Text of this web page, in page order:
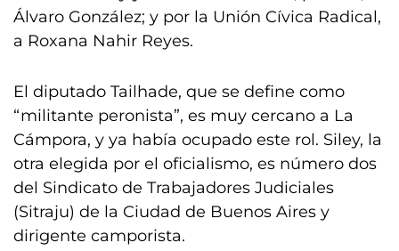
Álvaro González; y por la Unión Cívica Radical,
a Roxana Nahir Reyes.
El diputado Tailhade, que se define como
“militante peronista”, es muy cercano a La
Cámpora, y ya había ocupado este rol. Siley, la
otra elegida por el oficialismo, es número dos
del Sindicato de Trabajadores Judiciales
(Sitraju) de la Ciudad de Buenos Aires y
dirigente camporista.